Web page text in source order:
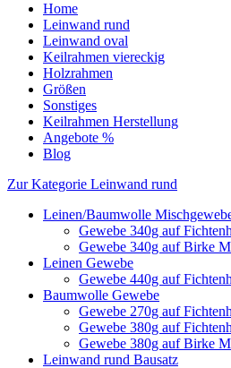
Home
Leinwand rund
Leinwand oval
Keilrahmen viereckig
Holzrahmen
Größen
Sonstiges
Keilrahmen Herstellung
Angebote %
Blog
Zur Kategorie Leinwand rund
Leinen/Baumwolle
Gewebe 340g auf
Gewebe 340g auf Birke
Leinen Gewebe
Gewebe 440g auf
Baumwolle Gewebe
Gewebe 270g auf
Gewebe 380g auf
Gewebe 380g auf Birke
Leinwand rund Bausatz